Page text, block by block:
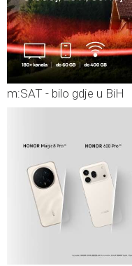
m:SAT - bilo gdje u BiH